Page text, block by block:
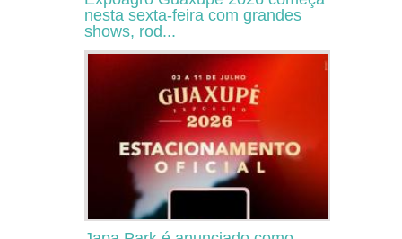
nesta sexta-feira com grandes
shows, rod...